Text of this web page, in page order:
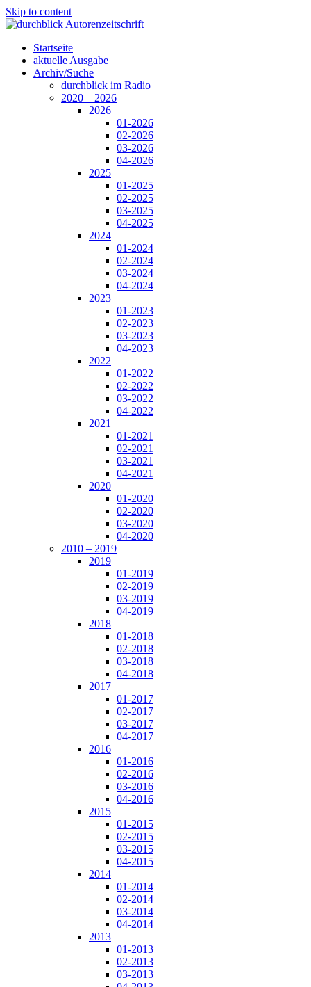
Skip to content
Startseite
aktuelle Ausgabe
Archiv/Suche
durchblick im Radio
2020 – 2026
2026
01-2026
02-2026
03-2026
04-2026
2025
01-2025
02-2025
03-2025
04-2025
2024
01-2024
02-2024
03-2024
04-2024
2023
01-2023
02-2023
03-2023
04-2023
2022
01-2022
02-2022
03-2022
04-2022
2021
01-2021
02-2021
03-2021
04-2021
2020
01-2020
02-2020
03-2020
04-2020
2010 – 2019
2019
01-2019
02-2019
03-2019
04-2019
2018
01-2018
02-2018
03-2018
04-2018
2017
01-2017
02-2017
03-2017
04-2017
2016
01-2016
02-2016
03-2016
04-2016
2015
01-2015
02-2015
03-2015
04-2015
2014
01-2014
02-2014
03-2014
04-2014
2013
01-2013
02-2013
03-2013